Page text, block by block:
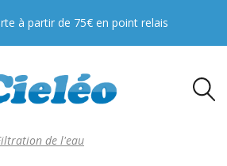
: toutes nos solutions
eau !
En savoir plus
de l'eau